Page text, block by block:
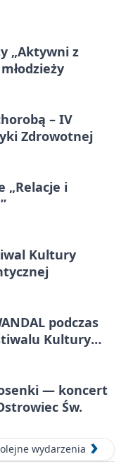
„Aktywni z
– IV
Zdrowotnej
„Relacje i
Kultury
podczas
Kultury
— koncert
Św.
wydarzenia